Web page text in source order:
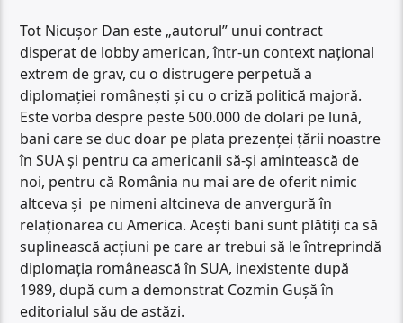
Tot Nicușor Dan este „autorul” unui contract
disperat de lobby american, într-un context național
extrem de grav, cu o distrugere perpetuă a
diplomației românești și cu o criză politică majoră.
Este vorba despre peste 500.000 de dolari pe lună,
bani care se duc doar pe plata prezenței țării noastre
în SUA și pentru ca americanii să-și amintească de
noi, pentru că România nu mai are de oferit nimic
altceva și pe nimeni altcineva de anvergură în
relaționarea cu America. Acești bani sunt plătiți ca să
suplinească acțiuni pe care ar trebui să le întreprindă
diplomația românească în SUA, inexistente după
1989, după cum a demonstrat Cozmin Gușă în
editorialul său de astăzi.